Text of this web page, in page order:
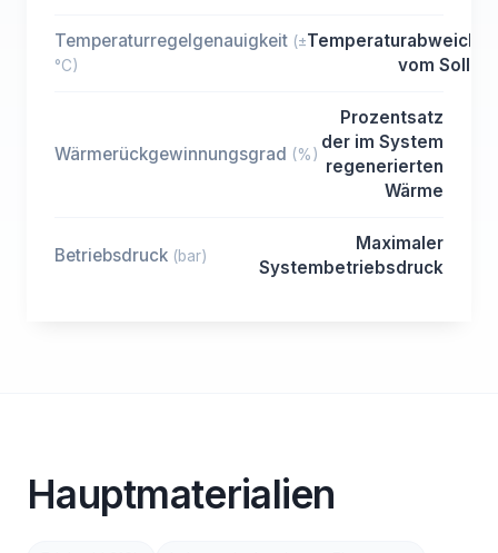
Temperaturregelgenauigkeit (±
°C)
vom
Wärmerückgewinnungsgrad (%)
Prozentsatz
der im System
regenerierten
Wärme
Betriebsdruck (bar)
Maximaler
Systembetriebsdruck
Hauptmaterialien